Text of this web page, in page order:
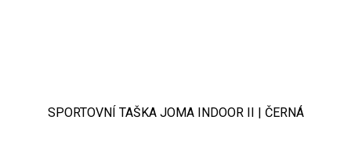
SPORTOVNÍ TAŠKA JOMA INDOOR II | ČERNÁ